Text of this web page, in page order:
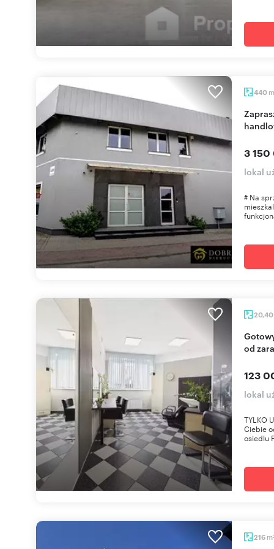
440 m
Zapraszam do obejrzenia budynku usługowo-
3 150
lokal
# Na
20,40
Gotowy salon fryzjerski 20,4 m² z wyposażeniem,
od
123
lokal
TYLKO
Ciebie
osiedlu
216 m